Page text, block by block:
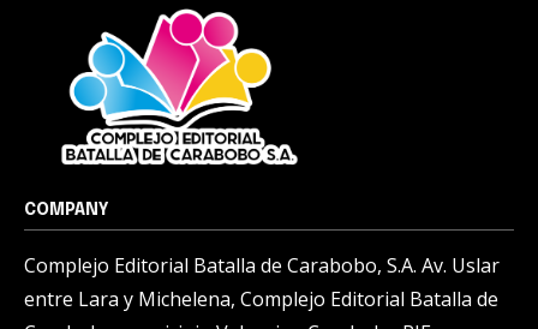
COMPANY
Complejo Editorial Batalla de Carabobo, S.A. Av. Uslar
entre Lara y Michelena, Complejo Editorial Batalla de